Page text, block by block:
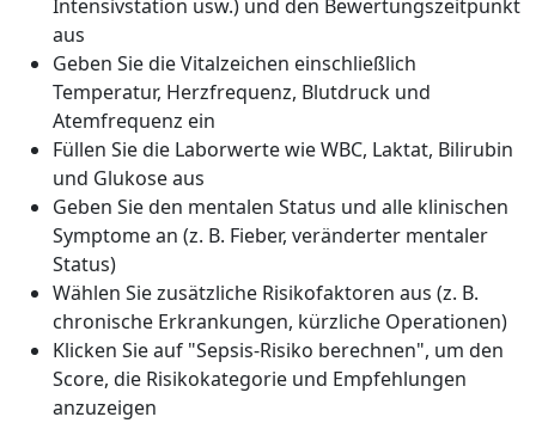
Intensivstation usw.) und den Bewertungszeitpunkt
aus
Geben Sie die Vitalzeichen einschließlich
Temperatur, Herzfrequenz, Blutdruck und
Atemfrequenz ein
Füllen Sie die Laborwerte wie WBC, Laktat, Bilirubin
und Glukose aus
Geben Sie den mentalen Status und alle klinischen
Symptome an (z. B. Fieber, veränderter mentaler
Status)
Wählen Sie zusätzliche Risikofaktoren aus (z. B.
chronische Erkrankungen, kürzliche Operationen)
Klicken Sie auf "Sepsis-Risiko berechnen", um den
Score, die Risikokategorie und Empfehlungen
anzuzeigen